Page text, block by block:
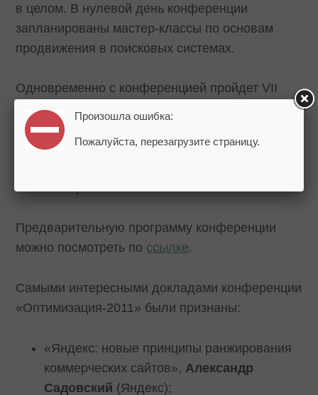
в целом. В нулевой день конференции
запланированы мастер-классы по основам
продвижения в поисковых системах.
Одновременно с конференцией пройдет VII
выставка «Интернет-маркетинг». Посетители
выставки смогут познакомиться с
предложениями агентств, задать вопросы их
оптимизации.
Предварительную программу конференции
можно посмотреть по ссылке.
Самыми интересными докладами конференции
«Оптимизация-2011» были признаны:
«Яндекс: новые принципы ранжирования
коммерческих сайтов», Александр
Садовский (Яндекс);
Произошла ошибка:
Пожалуйста, перезагрузите страницу.